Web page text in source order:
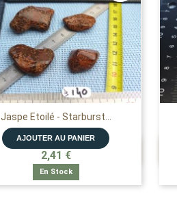
Jaspe Etoilé - Starburst...
AJOUTER AU PANIER
2,41 €
En Stock
APERÇU RAPIDE